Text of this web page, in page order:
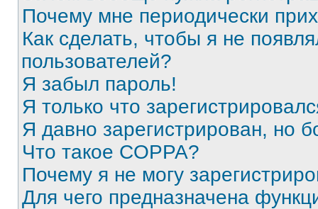
Почему мне периодически
Как сделать, чтобы я не
пользователей?
Я забыл пароль!
Я только что
Я давно зарегистрирован, но
Что такое COPPA?
Почему я не могу
Для чего предназначена